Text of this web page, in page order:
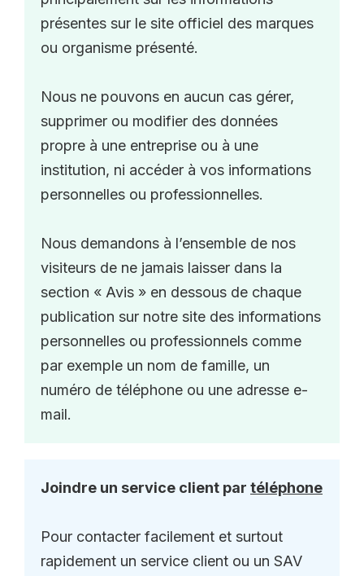
présentes sur le site officiel des marques
ou organisme présenté.
Nous ne pouvons en aucun cas gérer,
supprimer ou modifier des données
propre à une entreprise ou à une
institution, ni accéder à vos informations
personnelles ou professionnelles.
Nous demandons à l’ensemble de nos
visiteurs de ne jamais laisser dans la
section « Avis » en dessous de chaque
publication sur notre site des informations
personnelles ou professionnels comme
par exemple un nom de famille, un
numéro de téléphone ou une adresse e-
mail.
Joindre un service client par téléphone
Pour contacter facilement et surtout
rapidement un service client ou un SAV